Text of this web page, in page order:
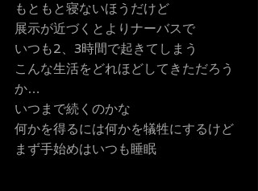
もともと寝ないほうだけど
展示が近づくとよりナーバスで
いつも2、3時間で起きてしまう
こんな生活をどれほどしてきただろう
か…
いつまで続くのかな
何かを得るには何かを犠牲にするけど
まず手始めはいつも睡眠